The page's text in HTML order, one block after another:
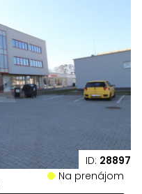
ID: 28897
Na prenájom